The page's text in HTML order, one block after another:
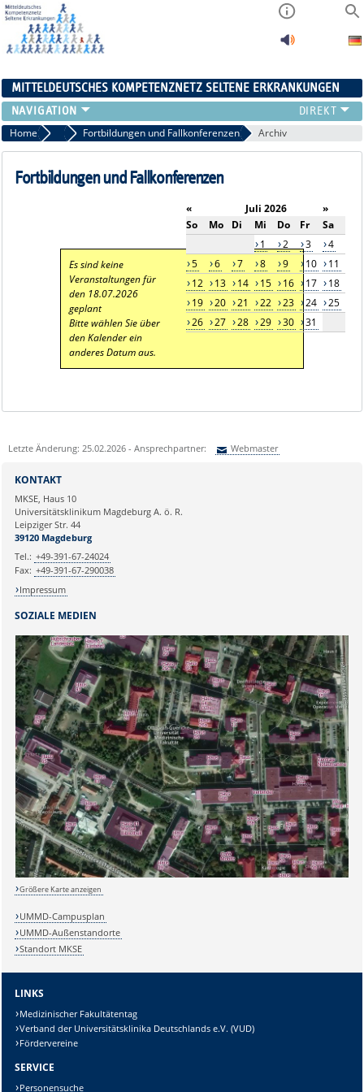
MITTELDEUTSCHES KOMPETENZNETZ SELTENE ERKRANKUNGEN
ÜBERSICHT
A-ZENTRUM
FACHZENTREN
AKTUELLES
Home AktuellesFortbildungen und Fallkonferenzen Archiv
Fortbildungen und Fallkonferenzen
« Juli 2026
»
So
Mo Di Mi Do Fr
Sa
1
2 3
4
5
6 7 8 9 10
11
12
13 14 15 16 17
18
19
20 21 22 23 24
25
26
27 28 29 30 31
Es sind keine
Veranstaltungen für
den 18.07.2026
geplant
Bitte wählen Sie über
den Kalender ein
anderes Datum aus.
Letzte Änderung: 25.02.2026 - Ansprechpartner: Webmaster
Ihre E-Mailadresse:
Ihr Anliegen:
Sicherheitsabfrage:
SOZIALE MEDIEN
KONTAKT
MKSE, Haus 10
Universitätsklinikum Magdeburg A. ö. R.
Leipziger Str. 44
39120 Magdeburg
Tel.: +49-391-67-24024
Fax: +49-391-67-290038
Impressum
Größere Karte anzeigen
UMMD-Campusplan
UMMD-Außenstandorte
Standort MKSE
LINKS
Medizinischer Fakultätentag
Verband der Universitätsklinika Deutschlands e.V. (VUD)
Fördervereine
SERVICE
Personensuche